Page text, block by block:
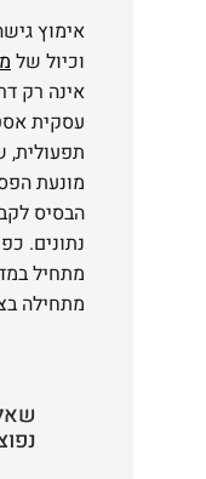
אימוץ
וכיול של
אינה רק
עסקית
תפעולית,
מונעת
הבסיס
נתונים.
מתחיל
מתחילה